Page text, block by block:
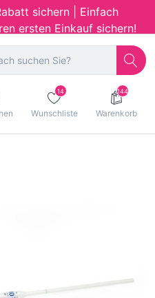
sichern | Einfach
ersten Einkauf sichern!
14
Wunschliste
144
Warenkorb